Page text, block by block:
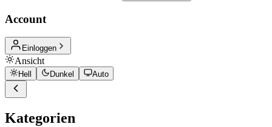
Account
Einloggen
Ansicht
Hell Dunkel Auto
Kategorien